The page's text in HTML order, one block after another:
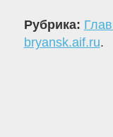
Рубрика:
bryansk.aif.ru.